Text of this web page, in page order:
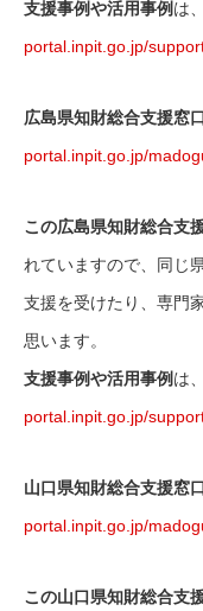
支援事例や活用事例は
portal.inpit.go.jp/
広島県知財総合支援窓
portal.inpit.go.jp/
この広島県知財総合支
れていますので、同じ
支援を受けたり、専門
思います。
支援事例や活用事例は
portal.inpit.go.jp/
山口県知財総合支援窓
portal.inpit.go.jp/
この山口県知財総合支